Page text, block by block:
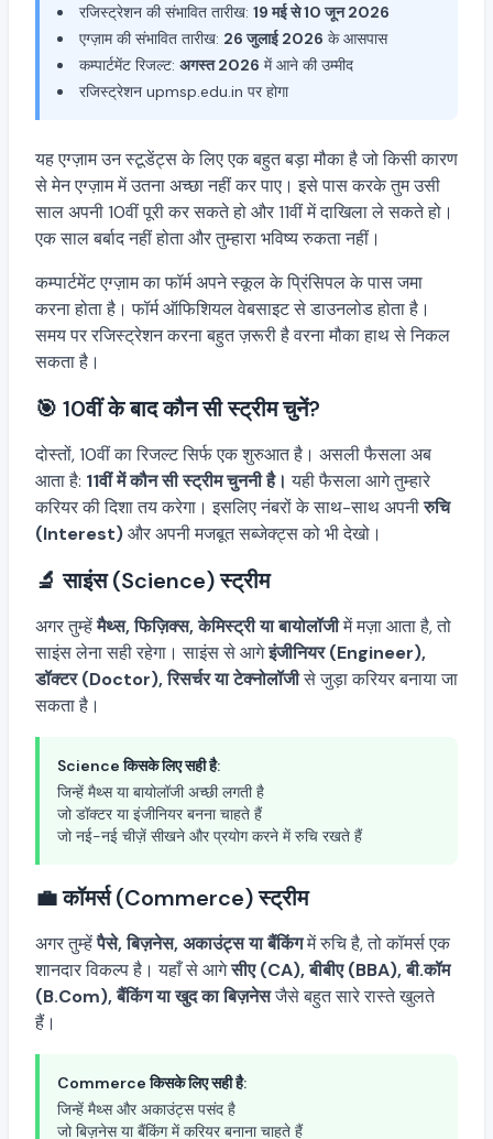
रजिस्ट्रेशन की संभावित तारीख: 19 मई से 10 जून 2026
एग्ज़ाम की संभावित तारीख: 26 जुलाई 2026 के आसपास
कम्पार्टमेंट रिजल्ट: अगस्त 2026 में आने की उम्मीद
रजिस्ट्रेशन upmsp.edu.in पर होगा
यह एग्ज़ाम उन स्टूडेंट्स के लिए एक बहुत बड़ा मौका है जो किसी कारण
से मेन एग्ज़ाम में उतना अच्छा नहीं कर पाए। इसे पास करके तुम उसी
साल अपनी 10वीं पूरी कर सकते हो और 11वीं में दाखिला ले सकते हो।
एक साल बर्बाद नहीं होता और तुम्हारा भविष्य रुकता नहीं।
कम्पार्टमेंट एग्ज़ाम का फॉर्म अपने स्कूल के प्रिंसिपल के पास जमा
करना होता है। फॉर्म ऑफिशियल वेबसाइट से डाउनलोड होता है।
समय पर रजिस्ट्रेशन करना बहुत ज़रूरी है वरना मौका हाथ से निकल
सकता है।
🎯 10वीं के बाद कौन सी स्ट्रीम चुनें?
दोस्तों, 10वीं का रिजल्ट सिर्फ एक शुरुआत है। असली फैसला अब
आता है: 11वीं में कौन सी स्ट्रीम चुननी है। यही फैसला आगे तुम्हारे
करियर की दिशा तय करेगा। इसलिए नंबरों के साथ-साथ अपनीरुचि
(Interest)और अपनी मजबूत सब्जेक्ट्स को भी देखो।
🔬 साइंस (Science) स्ट्रीम
अगर तुम्हेंमैथ्स, फिज़िक्स, केमिस्ट्री या बायोलॉजीमें मज़ा आता है, तो
साइंस लेना सही रहेगा। साइंस से आगेइंजीनियर (Engineer),
डॉक्टर (Doctor), रिसर्चर या टेक्नोलॉजीसे जुड़ा करियर बनाया जा
सकता है।
Science किसके लिए सही है:
जिन्हें मैथ्स या बायोलॉजी अच्छी लगती है
जो डॉक्टर या इंजीनियर बनना चाहते हैं
जो नई-नई चीज़ें सीखने और प्रयोग करने में रुचि रखते हैं
💼 कॉमर्स (Commerce) स्ट्रीम
अगर तुम्हेंपैसे, बिज़नेस, अकाउंट्स या बैंकिंगमें रुचि है, तो कॉमर्स एक
शानदार विकल्प है। यहाँ से आगेसीए (CA), बीबीए (BBA), बी.कॉम
(B.Com), बैंकिंग या खुद का बिज़नेसजैसे बहुत सारे रास्ते खुलते
हैं।
Commerce किसके लिए सही है:
जिन्हें मैथ्स और अकाउंट्स पसंद है
जो बिज़नेस या बैंकिंग में करियर बनाना चाहते हैं